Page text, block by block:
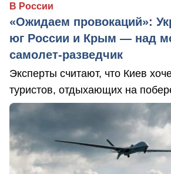
В России
«Ожидаем провокаций»:
юг России и Крым — над
самолет-разведчик
Эксперты считают, что Киев
туристов, отдыхающих на